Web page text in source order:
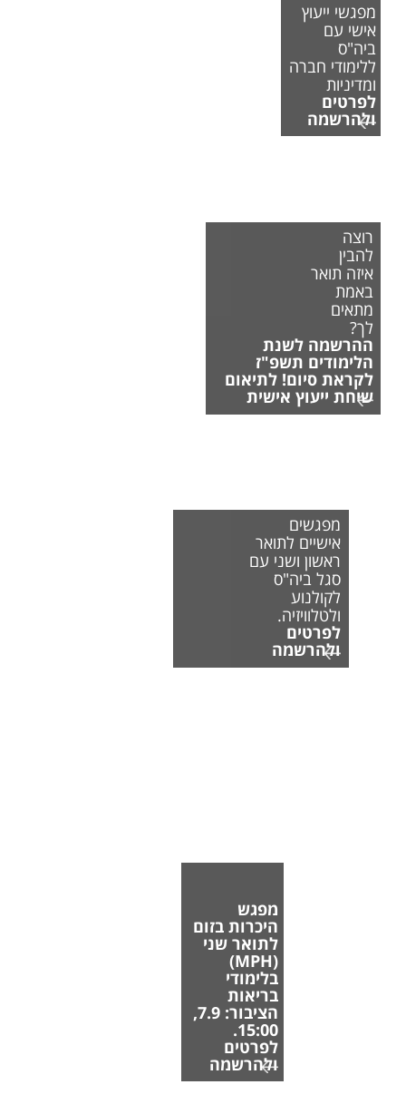
מפגשי ייעוץ
אישי עם
ביה"ס
ללימודי חברה
ומדיניות
לפרטים
ולהרשמה
רוצה
להבין
איזה תואר
באמת
מתאים
לך?
ההרשמה לשנת
הלימודים תשפ"ז
לקראת סיום! לתיאום
שיחת ייעוץ אישית
מפגשים
אישיים לתואר
ראשון ושני עם
סגל ביה"ס
לקולנוע
ולטלוויזיה.
לפרטים
ולהרשמה
מפגש
היכרות בזום
לתואר שני
(MPH)
בלימודי
בריאות
הציבור: 7.9,
15:00.
לפרטים
ולהרשמה